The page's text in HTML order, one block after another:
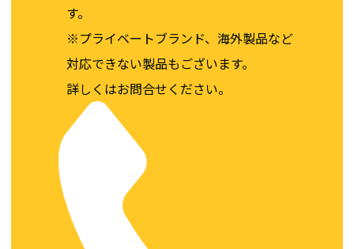
す。
※プライベートブランド、海外製品など
対応できない製品もございます。
詳しくはお問合せください。